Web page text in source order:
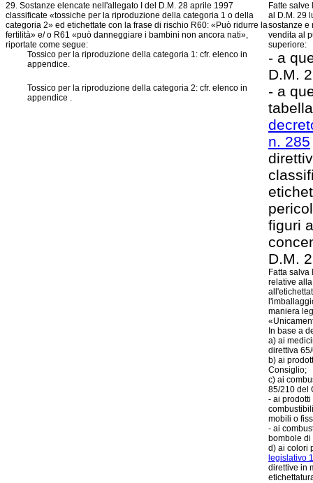
29. Sostanze elencate nell'allegato I del D.M. 28 aprile 1997
classificate «tossiche per la riproduzione della categoria 1 o della
categoria 2» ed etichettate con la frase di rischio R60: «Può ridurre la
fertilità» e/ o R61 «può danneggiare i bambini non ancora nati»,
riportate come segue:
Fatte
al D.M. 29
sostanze e
vendita al
superiore:
Tossico per la riproduzione della categoria 1: cfr. elenco in
appendice.
- a
D.M.
Tossico per la riproduzione della categoria 2: cfr. elenco in
appendice .
- a
n. 285
figuri
D.M.
Fatta
relative
maniera
In base a
a) ai
direttiva
b) ai
Consiglio;
c) ai
85/210 del
- ai
mobili o
- ai
bombole
d) ai colori
legislativo
direttive in